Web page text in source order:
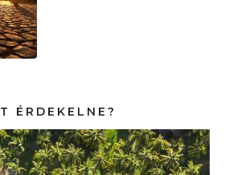
ÉRDEKELNE?